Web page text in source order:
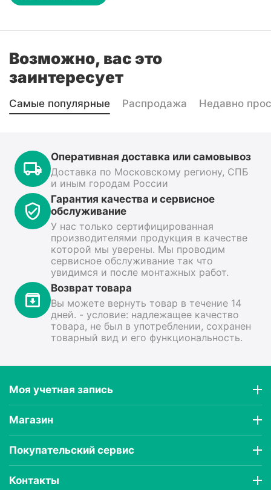
Возможно, вас это
заинтересует
Самые популярные Распродажа Недавно
Оперативная доставка или самовывоз
Доставка по Московскому региону, СПБ
и иным городам России
Гарантия качества и сервисное
обслуживание
У нас только сертифицированная
производителями продукция в качестве
которой мы уверены. Мы проводим
сервисное обслуживание так что
увидимся и после монтажных работ.
Возврат товара
Вы можете вернуть товар в течение 14
дней. - условие: надлежащее качество
товара, не был в употреблении, сохранен
товарный вид и его функциональность.
Моя учетная запись
Магазин
Покупательский сервис
Контакты